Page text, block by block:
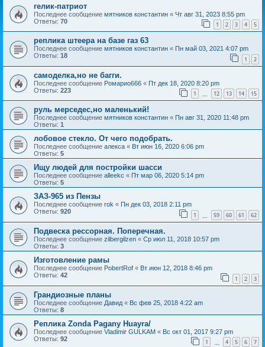
гелик-патриот
Последнее сообщение мятников константин « Чт авг 31, 2023 8:55 pm
Ответы: 70 1 2 3 4 5
реплика штеера на базе газ 63
Последнее сообщение мятников константин « Пн май 03, 2021 4:07 pm
Ответы: 18 1 2
самоделка,но не багги.
Последнее сообщение Ромарио666 « Пт дек 18, 2020 8:20 pm
Ответы: 223 1 12 13 14 15
руль мерседес,но маленький!
Последнее сообщение мятников константин « Пн авг 31, 2020 11:48 pm
Ответы: 1
лобовое стекло. От чего подобрать.
Последнее сообщение алекса « Вт июн 16, 2020 6:06 pm
Ответы: 5
Ищу людей для постройки шасси
Последнее сообщение alleekc « Пт мар 06, 2020 5:14 pm
Ответы: 5
ЗАЗ-965 из Пензы
Последнее сообщение rok « Пн дек 03, 2018 2:11 pm
Ответы: 920 1 59 60 61 62
Подвеска рессорная. Поперечная.
Последнее сообщение zilbergilzen « Ср июл 11, 2018 10:57 pm
Ответы: 3
Изготовление рамы
Последнее сообщение PobertRof « Вт июн 12, 2018 8:46 pm
Ответы: 42 1 2 3
Грандиозные планы
Последнее сообщение Давид « Вс фев 25, 2018 4:22 am
Ответы: 8
Реплика Zonda Pagany Huayra/
Последнее сообщение Vladimir GULKAM « Вс окт 01, 2017 9:27 pm
Ответы: 92 1 4 5 6 7